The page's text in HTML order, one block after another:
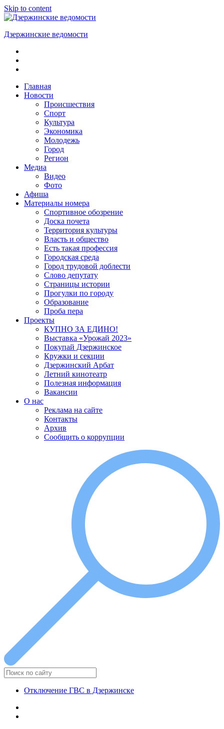
Skip to content
Дзержинские ведомости
ОБЩЕСТВЕННО-
ПОЛИТИЧЕСКАЯ
ГАЗЕТАГлавная
Новости
Происшествия
Спорт
Культура
Экономика
Молодежь
Город
Регион
Медиа
Видео
Фото
Афиша
Материалы номера
Спортивное обозрение
Доска почета
Территория культуры
Власть и общество
Есть такая профессия
Городская среда
Город трудовой доблести
Слово депутату
Страницы истории
Прогулки по городу
Образование
Проба пера
Проекты
КУПНО ЗА ЕДИНО!
Выставка «Урожай 2023»
Покупай Дзержинское
Кружки и секции
Дзержинский Арбат
Летний кинотеатр
Полезная информация
Вакансии
О нас
Реклама на сайте
Контакты
Архив
Сообщить о коррупции
Отключение ГВС в Дзержинске